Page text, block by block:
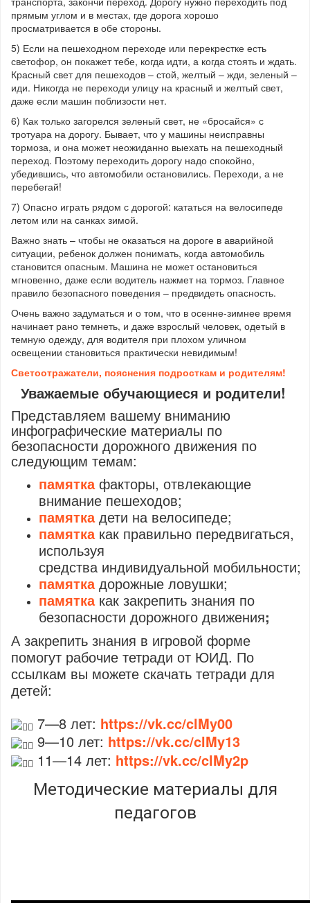
прямым углом и в местах, где дорога хорошо
просматривается в обе стороны.
5) Если на пешеходном переходе или перекрестке есть
светофор, он покажет тебе, когда идти, а когда стоять и ждать.
Красный свет для пешеходов – стой, желтый – жди, зеленый –
иди. Никогда не переходи улицу на красный и желтый свет,
даже если машин поблизости нет.
6) Как только загорелся зеленый свет, не «бросайся» с
тротуара на дорогу. Бывает, что у машины неисправны
тормоза, и она может неожиданно выехать на пешеходный
переход. Поэтому переходить дорогу надо спокойно,
убедившись, что автомобили остановились. Переходи, а не
перебегай!
7) Опасно играть рядом с дорогой: кататься на велосипеде
летом или на санках зимой.
Важно знать – чтобы не оказаться на дороге в аварийной
ситуации, ребенок должен понимать, когда автомобиль
становится опасным. Машина не может остановиться
мгновенно, даже если водитель нажмет на тормоз. Главное
правило безопасного поведения – предвидеть опасность.
Очень важно задуматься и о том, что в осенне-зимнее время
начинает рано темнеть, и даже взрослый человек, одетый в
темную одежду, для водителя при плохом уличном
освещении становиться практически невидимым!
Светоотражатели, пояснения подросткам и родителям!
Уважаемые обучающиеся и родители!
Представляем вашему вниманию
инфографические материалы по
безопасности дорожного движения по
следующим темам:
памятка факторы, отвлекающие
внимание пешеходов;
памятка дети на велосипеде;
памятка как правильно передвигаться,
используя
средства индивидуальной мобильности;
памяткадорожные ловушки;
памятка как закрепить знания по
безопасности дорожного движения;
А закрепить знания в игровой форме
помогут рабочие тетради от ЮИД. По
ссылкам вы можете скачать тетради для
детей:
7—8 лет: https://vk.cc/clMy00
9—10 лет: https://vk.cc/clMy13
11—14 лет: https://vk.cc/clMy2p
Методические материалы для
педагогов